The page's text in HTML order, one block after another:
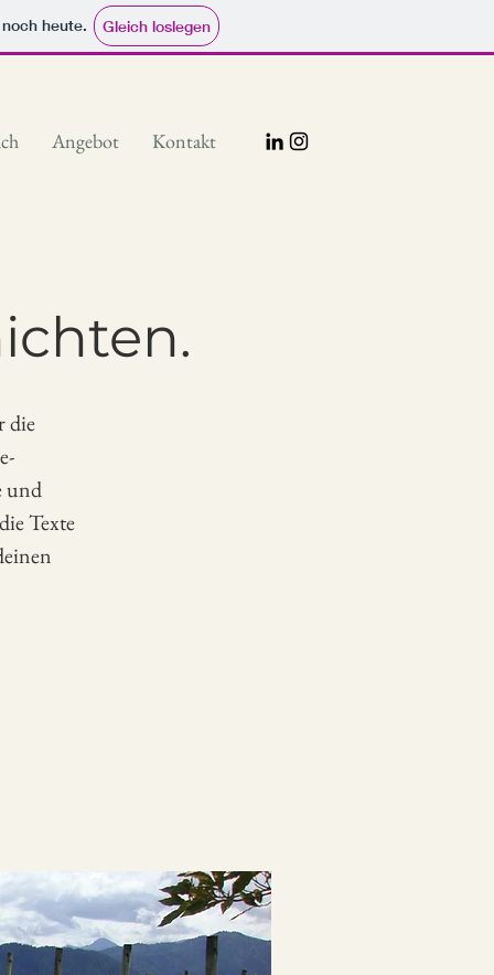
heute. Gleich loslegen
Angebot Kontakt
die
und
Texte